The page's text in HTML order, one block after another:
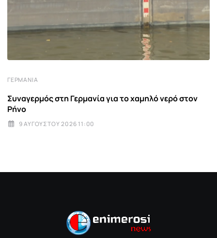
ΓΕΡΜΑΝΊΑ
Συναγερμός στη Γερμανία για το χαμηλό νερό στον
Ρήνο
9 ΑΥΓΟΎΣΤΟΥ 2026 11:00